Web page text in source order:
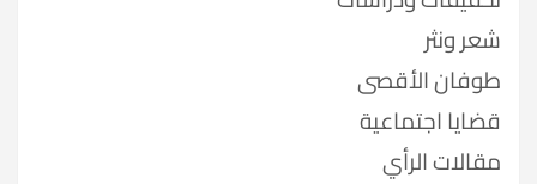
شعر ونثر
طوفان الأقصى
قضايا اجتماعية
مقالات الرأي